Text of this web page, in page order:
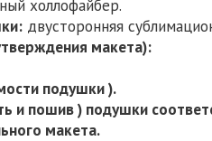
холлофайбер.
двусторонняя
макета):
подушки ).
и пошив ) подушки
макета.